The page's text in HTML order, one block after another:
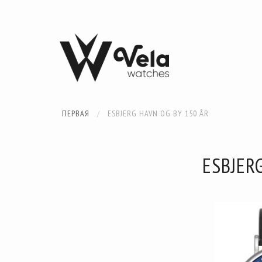
ПЕРВАЯ ESBJERG HAVN OG BY 150 ÅR